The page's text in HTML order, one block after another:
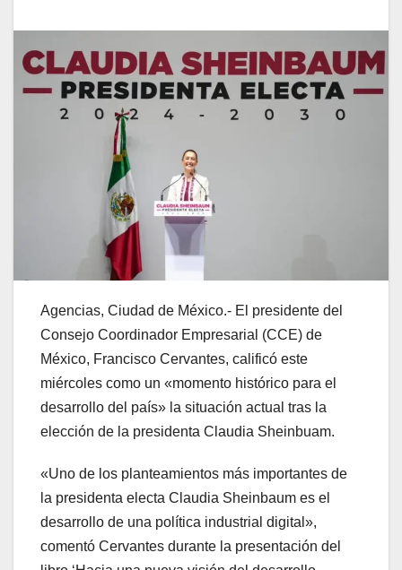
Agencias, Ciudad de México.- El presidente del
Consejo Coordinador Empresarial (CCE) de
México, Francisco Cervantes, calificó este
miércoles como un «momento histórico para el
desarrollo del país» la situación actual tras la
elección de la presidenta Claudia Sheinbuam.
«Uno de los planteamientos más importantes de
la presidenta electa Claudia Sheinbaum es el
desarrollo de una política industrial digital»,
comentó Cervantes durante la presentación del